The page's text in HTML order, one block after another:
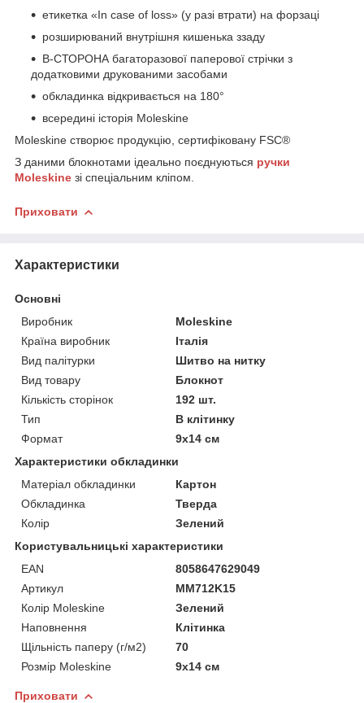
етикетка «In case of loss» (у разі втрати) на форзаці
розширюваний внутрішня кишенька ззаду
В-СТОРОНА багаторазової паперової стрічки з
додатковими друкованими засобами
обкладинка відкривається на 180°
всередині історія Moleskine
Moleskine створює продукцію, сертифіковану FSC®
З даними блокнотами ідеально поєднуються ручки
Moleskine зі спеціальним кліпом.
Приховати
Характеристики
Основні
Виробник
Moleskine
Країна виробник
Італія
Вид палітурки
Шитво на нитку
Вид товару
Блокнот
Кількість сторінок
192 шт.
Тип
В клітинку
Формат
9х14 см
Характеристики обкладинки
Матеріал обкладинки
Картон
Обкладинка
Тверда
Колір
Зелений
Користувальницькі характеристики
EAN
8058647629049
Артикул
MM712K15
Колір Moleskine
Зелений
Наповнення
Клітинка
Щільність паперу (г/м2)
70
Розмір Moleskine
9х14 см
Приховати